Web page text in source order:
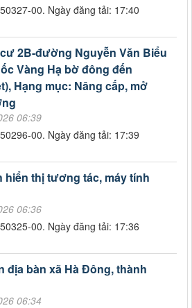
00. Ngày đăng tải: 17:40
2B-đường Nguyễn Văn Biểu
Vàng Hạ bờ đông đến
Hạng mục: Nâng cấp, mở
06:39
00. Ngày đăng tải: 17:39
hiển thị tương tác, máy tính
06:36
00. Ngày đăng tải: 17:36
địa bàn xã Hà Đông, thành
06:34